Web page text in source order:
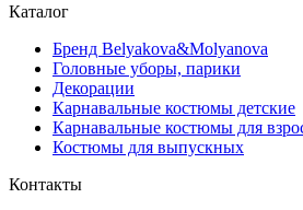
Каталог
Бренд Belyakova&Molyanova
Головные уборы, парики
Декорации
Карнавальные костюмы детские
Карнавальные костюмы для
Костюмы для выпускных
Контакты